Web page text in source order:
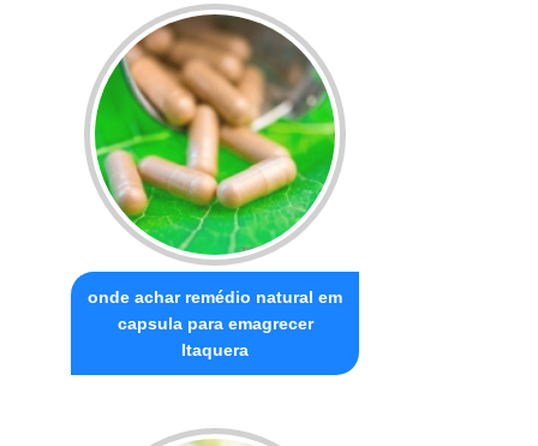
onde achar remédio natural em
capsula para emagrecer
Itaquera